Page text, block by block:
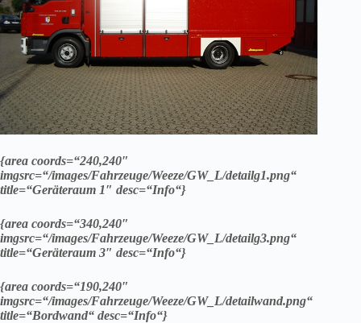
{area coords=“240,240″
imgsrc=“/images/Fahrzeuge/Weeze/GW_L/detailg1.png“
title=“Geräteraum 1″ desc=“Info“}
{area coords=“340,240″
imgsrc=“/images/Fahrzeuge/Weeze/GW_L/detailg3.png“
title=“Geräteraum 3″ desc=“Info“}
{area coords=“190,240″
imgsrc=“/images/Fahrzeuge/Weeze/GW_L/detailwand.png“
title=“Bordwand“ desc=“Info“}